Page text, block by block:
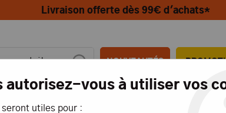
Livraison offerte dès 99€ d'achats*
NOUVEAUTÉS
autorisez-vous à utiliser vos
seront utiles pour :